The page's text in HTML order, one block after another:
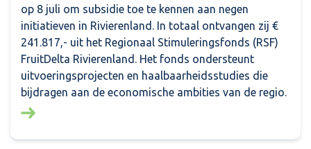
op 8 juli om subsidie toe te kennen aan negen
initiatieven in Rivierenland. In totaal ontvangen zij €
241.817,- uit het Regionaal Stimuleringsfonds (RSF)
FruitDelta Rivierenland. Het fonds ondersteunt
uitvoeringsprojecten en haalbaarheidsstudies die
bijdragen aan de economische ambities van de regio.
Lees meer over: Financiële bijdrage voor negen